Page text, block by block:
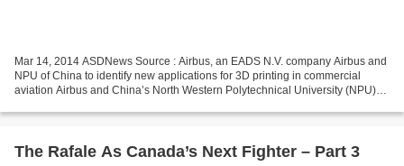
Mar 14, 2014 ASDNews Source : Airbus, an EADS N.V. company Airbus and
NPU of China to identify new applications for 3D printing in commercial
aviation Airbus and China’s North Western Polytechnical University (NPU)
The Rafale As Canada’s Next Fighter – Part 3